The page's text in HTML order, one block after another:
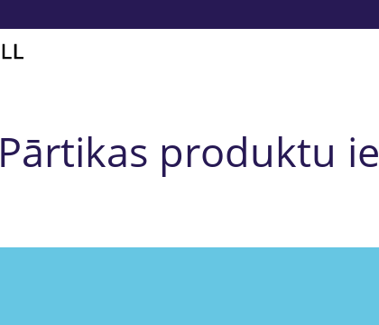
Pārtikas produktu